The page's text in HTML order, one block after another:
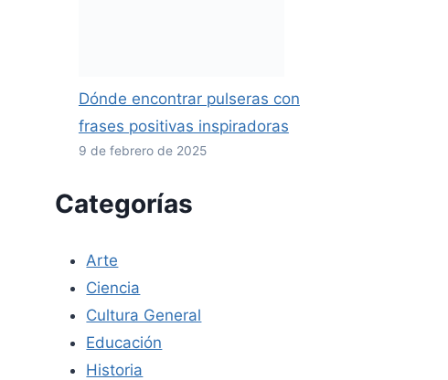
Dónde encontrar pulseras con
frases positivas inspiradoras
9 de febrero de 2025
Categorías
Arte
Ciencia
Cultura General
Educación
Historia